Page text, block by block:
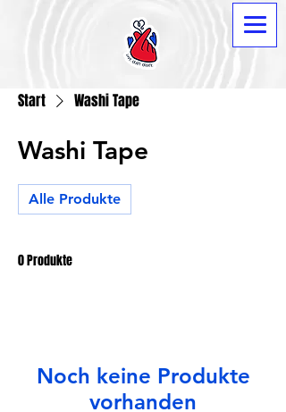
Start Washi Tape
Washi Tape
Alle Produkte
0 Produkte
Noch keine Produkte
vorhanden